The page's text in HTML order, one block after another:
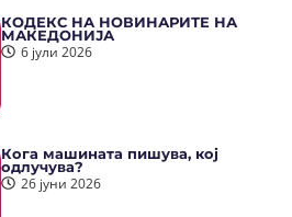
КОДЕКС НА НОВИНАРИТЕ НА
МАКЕДОНИЈА
6 јули 2026
Кога машината пишува, кој
одлучува?
26 јуни 2026